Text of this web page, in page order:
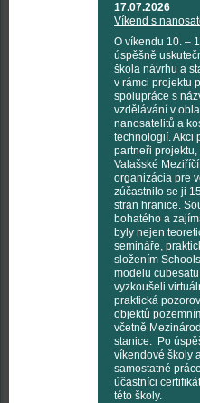
17.07.2026
Víkend s
O víkendu 10. –
úspěšně
škola návrhu a
v rámci projektu
spolupráce s
vzdělávání v
nanosatelitů a
technologií. Akci
partneři
Valašské
organizácia pre
zúčastnilo se ji
stran hranice.
bohatého a
byly nejen
semináře,
složením
modelu
vyzkoušeli
praktická
objektů
včetně
stanice. Po
víkendové školy
samostatné
účastníci
této školy.